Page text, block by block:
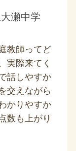
瀬中学
教師ってど
実際来てく
話しやすか
交えながら
かりやすか
数も上がり